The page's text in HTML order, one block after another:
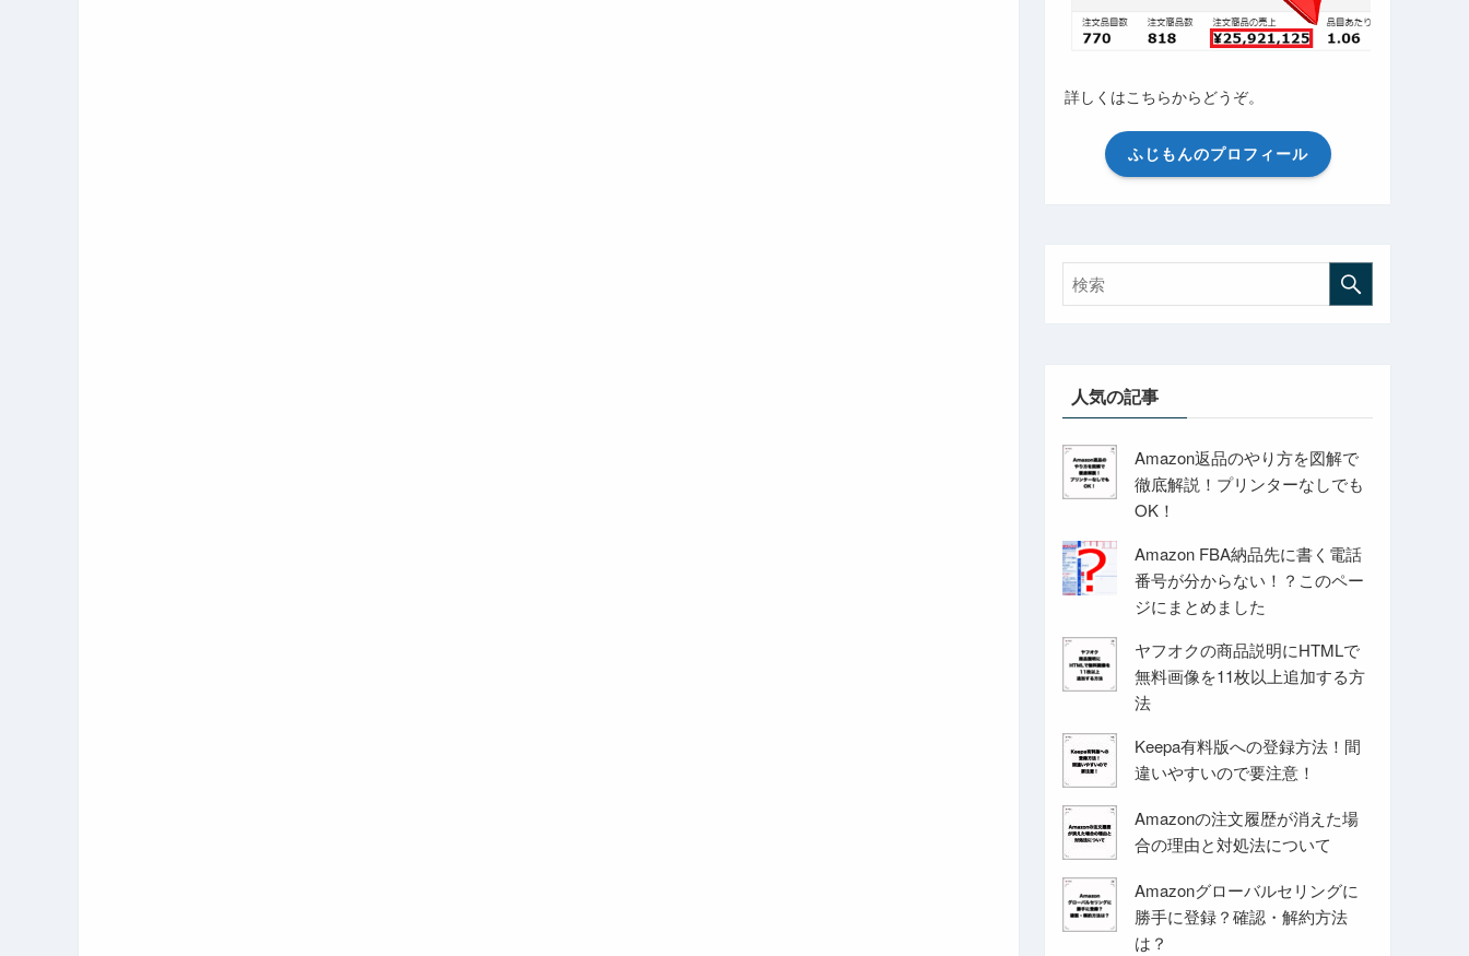
詳しくはこちらからどうぞ。
ふじもんのプロフィール
人気の記事
Amazon返品のやり方を図解で
徹底解説！プリンターなしでも
OK！
Amazon FBA納品先に書く電話
番号が分からない！？このペー
ジにまとめました
ヤフオクの商品説明にHTMLで
無料画像を11枚以上追加する方
法
Keepa有料版への登録方法！間
違いやすいので要注意！
Amazonの注文履歴が消えた場
合の理由と対処法について
Amazonグローバルセリングに
勝手に登録？確認・解約方法
は？